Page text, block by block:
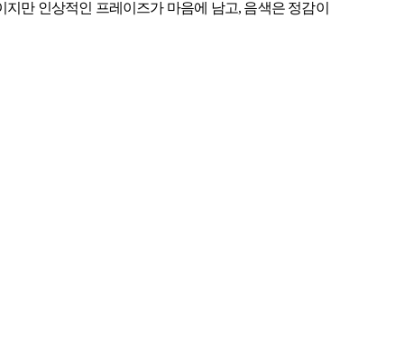
만 인상적인 프레이즈가 마음에 남고, 음색은 정감이